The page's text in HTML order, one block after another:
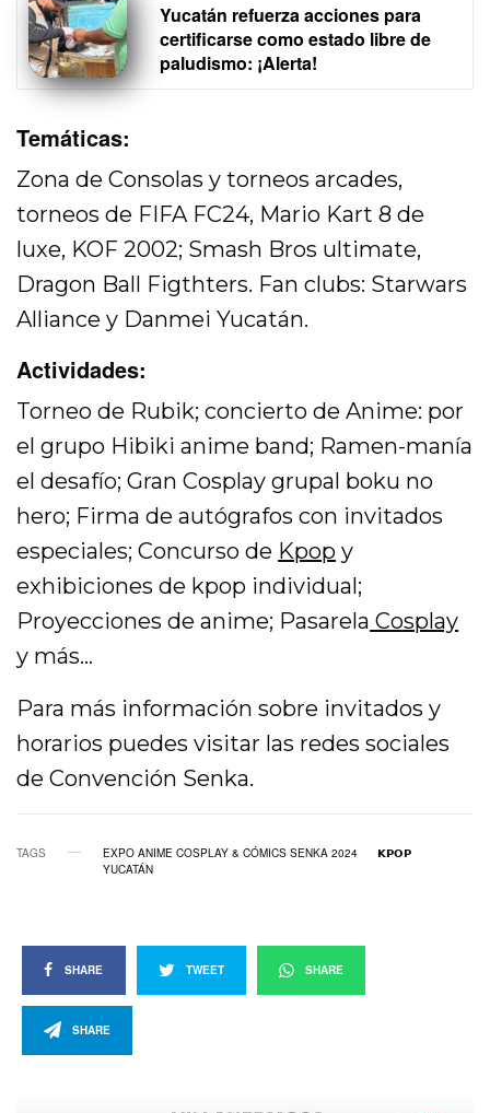
Yucatán refuerza acciones para
certificarse como estado libre de
paludismo: ¡Alerta!
Temáticas:
Zona de Consolas y torneos arcades,
torneos de FIFA FC24, Mario Kart 8 de
luxe, KOF 2002; Smash Bros ultimate,
Dragon Ball Figthters. Fan clubs: Starwars
Alliance y Danmei Yucatán.
Actividades:
Torneo de Rubik; concierto de Anime: por
el grupo Hibiki anime band; Ramen-manía
el desafío; Gran Cosplay grupal boku no
hero; Firma de autógrafos con invitados
especiales; Concurso de Kpop y
exhibiciones de kpop individual;
Proyecciones de anime; Pasarela Cosplay
y más…
Para más información sobre invitados y
horarios puedes visitar las redes sociales
de Convención Senka.
TAGS EXPO ANIME COSPLAY & CÓMICS SENKA 2024
𝗞𝗣𝗢𝗣
YUCATÁN
SHARE TWEET SHARE
SHARE